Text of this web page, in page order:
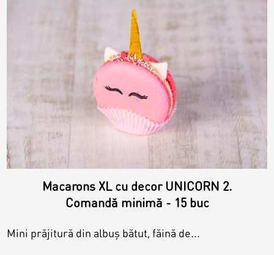
Macarons XL cu decor UNICORN 2.
Comandă minimă - 15 buc
Mini prăjitură din albuș bătut, făină de...